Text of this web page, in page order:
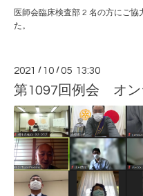
医師会臨床検査部 2 名の方にご
た。
2021 / 10 /05 13:30
第1097回例会 オン